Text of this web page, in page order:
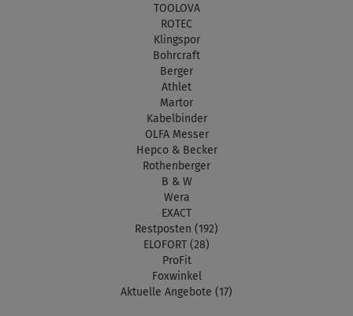
TOOLOVA
ROTEC
Klingspor
Bohrcraft
Berger
Athlet
Martor
Kabelbinder
OLFA Messer
Hepco & Becker
Rothenberger
B & W
Wera
EXACT
Restposten (192)
ELOFORT (28)
ProFit
Foxwinkel
Aktuelle Angebote (17)